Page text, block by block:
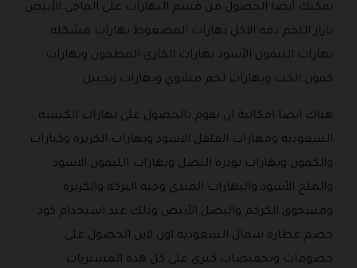
يمكنك أيضا الحصول من قسم البهارات على الماجي الأبيض
بازار اللحم دقه الاكل بهارات المضغوط بهارات مشكله
بهارات الليمون الأسود بهارات الكاري المطحون وبهارات
كمون الحب وبهارات لحم مشوي وبهارات زنجبيل.
هناك ايضا امكانية ان تقوم بالحصول على بهارات الكبسه
السعوديه ومهارات الفلفل الاسود وبهارات الكزبرة وكبارات
والكمون وبهارات بودرة البصل وبهارات الليمون الاسود
والملح الأسود والبهارات المندي وحبة البركة والكزبرة
ومسحوق الكركم والبصل الأبيض وذلك عند استخدام كود
خصم عطارة شمال السعودية اون لاين الحصول على
خصومات وتخفيضات كبرى على كل هذه المشتريات .